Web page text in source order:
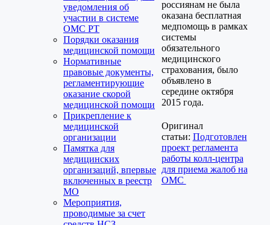
уведомления об
участии в системе
ОМС РТ
Порядки оказания
медицинской помощи
Нормативные
правовые документы,
регламентирующие
оказание скорой
медицинской помощи
Прикрепление к
медицинской
организации
Памятка для
медицинских
организаций, впервые
включенных в реестр
МО
Мероприятия,
проводимые за счет
россиянам не была
оказана бесплатная
медпомощь в рамках
системы
обязательного
медицинского
страхования, было
объявлено в
середине октября
2015 года.
Оригинал
статьи: Подготовлен
проект регламента
работы колл-центра
для приема жалоб на
ОМС